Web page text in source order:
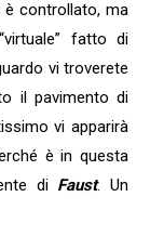
controllato, ma
fatto di
vi troverete
il pavimento di
vi apparirà
è in questa
di Faust. Un